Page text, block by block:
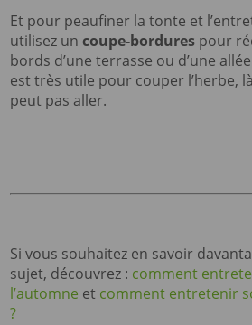
Et pour peaufiner la tonte et
utilisez uncoupe-bordures pour
bords d’une terrasse ou d’une
est très utile pour couper l’herbe,
peut pas aller.
Si vous souhaitez en savoir
sujet, découvrez : comment
l’automne et comment entretenir
?